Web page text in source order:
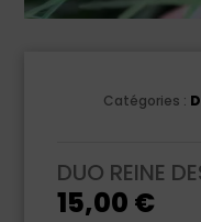
Catégories :
DUO REINE
15,00 €